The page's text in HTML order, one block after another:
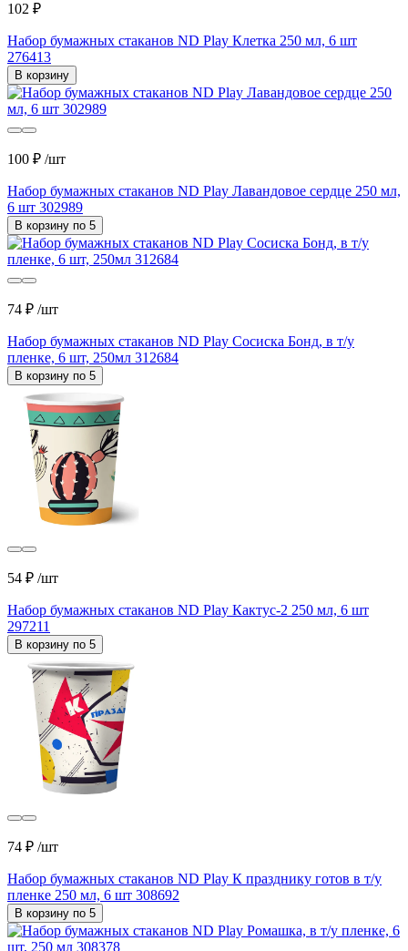
102 ₽
Набор бумажных стаканов ND Play Клетка 250 мл, 6 шт
276413
В корзину
100 ₽ /шт
Набор бумажных стаканов ND Play Лавандовое сердце 250 мл,
6 шт 302989
В корзину по 5
74 ₽ /шт
Набор бумажных стаканов ND Play Сосиска Бонд, в т/у
пленке, 6 шт, 250мл 312684
В корзину по 5
54 ₽ /шт
Набор бумажных стаканов ND Play Кактус-2 250 мл, 6 шт
297211
В корзину по 5
74 ₽ /шт
Набор бумажных стаканов ND Play К празднику готов в т/у
пленке 250 мл, 6 шт 308692
В корзину по 5